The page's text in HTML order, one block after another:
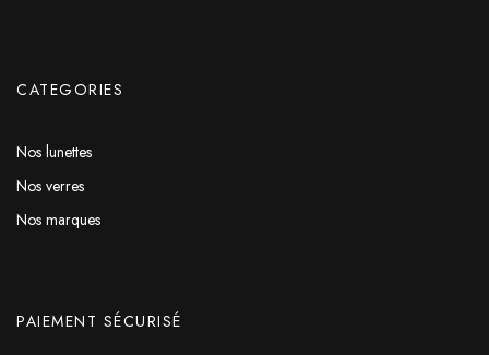
CATEGORIES
Nos lunettes
Nos verres
Nos marques
PAIEMENT SÉCURISÉ